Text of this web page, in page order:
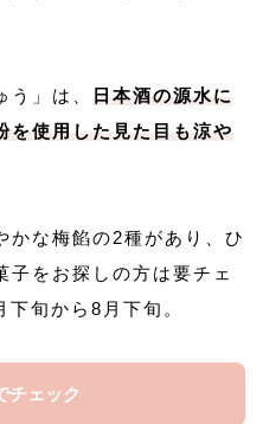
」は、
日本酒の源水に
を使用した見た目も涼や
かな梅餡の2種があり、ひ
子をお探しの方は要チェ
旬から8月下旬。
チェック